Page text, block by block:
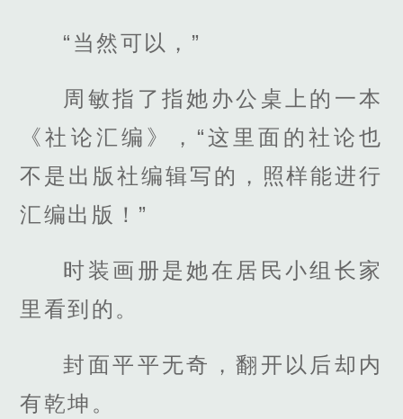
“当然可以，”
周敏指了指她办公桌上的一本
《社论汇编》，“这里面的社论也
不是出版社编辑写的，照样能进行
汇编出版！”
时装画册是她在居民小组长家
里看到的。
封面平平无奇，翻开以后却内
有乾坤。